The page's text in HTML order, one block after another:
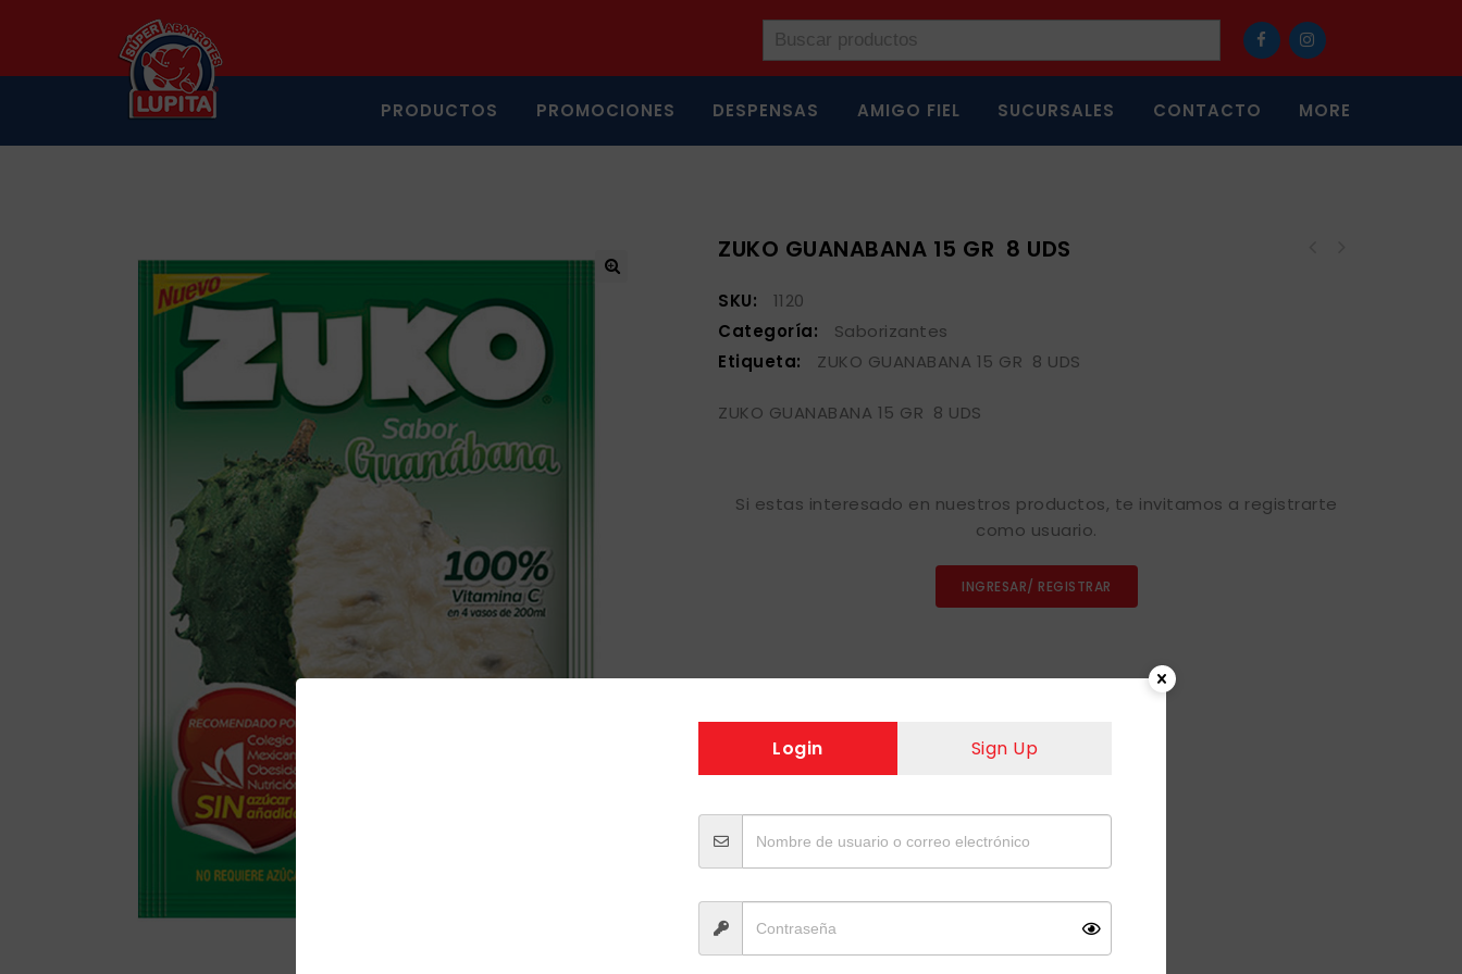
PRODUCTOS PROMOCIONES DESPENSAS AMIGO FIEL SUCURSALES CONTACTO MORE
ZUKO GUANABANA 15 GR 8 UDS
SKU:
1120
Categoría:
Saborizantes
Etiqueta:
ZUKO GUANABANA 15 GR 8 UDS
ZUKO GUANABANA 15 GR 8 UDS
Si estas interesado en nuestros productos, te invitamos a registrarte
como usuario.
INGRESAR/ REGISTRAR
Login Sign Up